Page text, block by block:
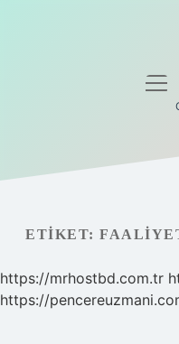
Gizlilik Politikası
ETIKET:
https://mrhostbd.com.tr
https://